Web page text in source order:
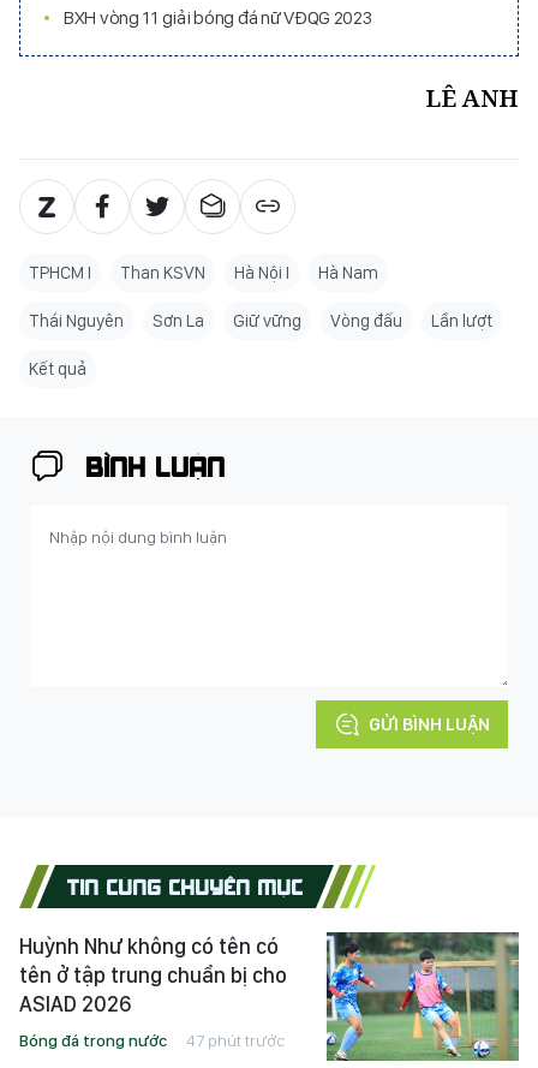
BXH vòng 11 giải bóng đá nữ VĐQG 2023
LÊ ANH
TPHCM I Than KSVN Hà Nội I Hà Nam
Thái Nguyên Sơn La Giữ vững Vòng đấu Lần lượt
Kết quả
BÌNH LUẬN
GỬI BÌNH LUẬN
TIN CÙNG CHUYÊN MỤC
Huỳnh Như không có tên có
tên ở tập trung chuẩn bị cho
ASIAD 2026
Bóng đá trong nước 47 phút trước